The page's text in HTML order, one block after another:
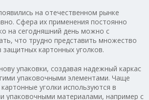
на отечественном рынке
Сфера их применения постоянно
на сегодняшний день можно с
что трудно представить множество
защитных картонных уголков.
упаковки, создавая надежный каркас
упаковочными элементами. Чаще
уголки используются в
упаковочными материалами, например с